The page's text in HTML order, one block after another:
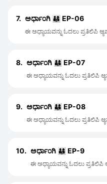
7. ಅರ್ಧಾಂಗಿ 👨‍👩‍👦 EP-06
ಈ ಅಧ್ಯಾಯವನ್ನು ಓದಲು ಪ್ರತಿಲಿಪಿ
8. ಅರ್ಧಾಂಗಿ 👨‍👩‍👦 EP-07
ಈ ಅಧ್ಯಾಯವನ್ನು ಓದಲು ಪ್ರತಿಲಿಪಿ
9. ಅರ್ಧಾಂಗಿ 👨‍👩‍👦 EP-08
ಈ ಅಧ್ಯಾಯವನ್ನು ಓದಲು ಪ್ರತಿಲಿಪಿ
10. ಅರ್ಧಾಂಗಿ 👨‍👩‍👦 EP-9
ಈ ಅಧ್ಯಾಯವನ್ನು ಓದಲು